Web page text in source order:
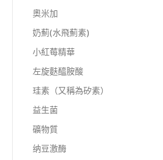
奧米加
奶薊(水飛薊素)
小紅莓精華
左旋麩醯胺酸
珪素（又稱為矽素）
益生菌
礦物質
纳豆激酶